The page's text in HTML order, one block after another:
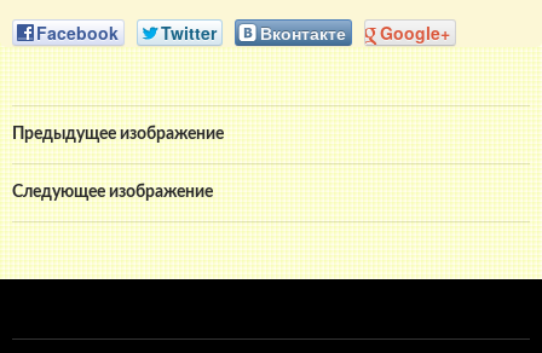
Facebook Twitter Вконтакте Google+
Предыдущее изображение
Следующее изображение